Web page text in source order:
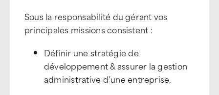
Sous la responsabilité du gérant vos
principales missions consistent :
Définir une stratégie de
développement & assurer la gestion
administrative d’une entreprise,